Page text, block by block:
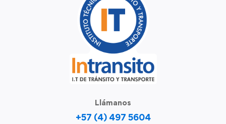
Llámanos
+57 (4) 497 5604